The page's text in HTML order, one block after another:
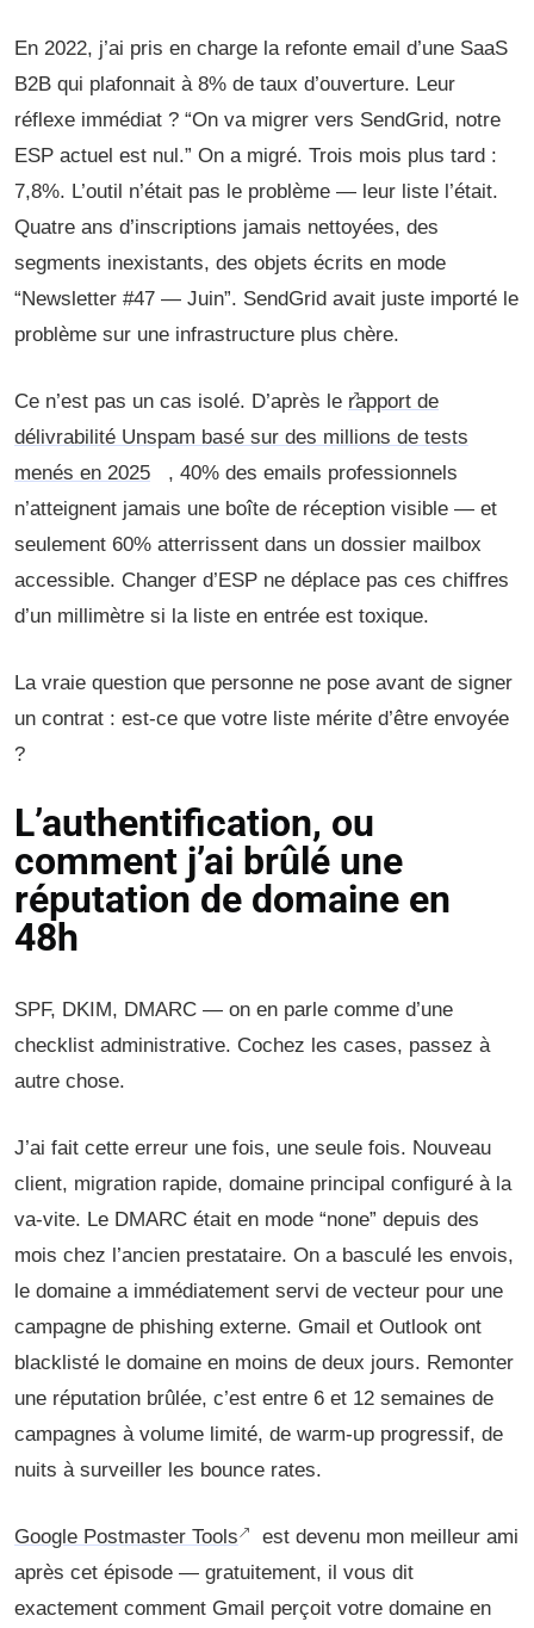
En 2022, j’ai pris en charge la refonte email d’une SaaS
B2B qui plafonnait à 8% de taux d’ouverture. Leur
réflexe immédiat ? “On va migrer vers SendGrid, notre
ESP actuel est nul.” On a migré. Trois mois plus tard :
7,8%. L’outil n’était pas le problème — leur liste l’était.
Quatre ans d’inscriptions jamais nettoyées, des
segments inexistants, des objets écrits en mode
“Newsletter #47 — Juin”. SendGrid avait juste importé le
problème sur une infrastructure plus chère.
Ce n’est pas un cas isolé. D’après le rapport de
délivrabilité Unspam basé sur des millions de tests
menés en 2025
, 40% des emails professionnels
n’atteignent jamais une boîte de réception visible — et
seulement 60% atterrissent dans un dossier mailbox
accessible. Changer d’ESP ne déplace pas ces chiffres
d’un millimètre si la liste en entrée est toxique.
La vraie question que personne ne pose avant de signer
un contrat : est-ce que votre liste mérite d’être envoyée
?
L’authentification, ou
comment j’ai brûlé une
réputation de domaine en
48h
SPF, DKIM, DMARC — on en parle comme d’une
checklist administrative. Cochez les cases, passez à
autre chose.
J’ai fait cette erreur une fois, une seule fois. Nouveau
client, migration rapide, domaine principal configuré à la
va-vite. Le DMARC était en mode “none” depuis des
mois chez l’ancien prestataire. On a basculé les envois,
le domaine a immédiatement servi de vecteur pour une
campagne de phishing externe. Gmail et Outlook ont
blacklisté le domaine en moins de deux jours. Remonter
une réputation brûlée, c’est entre 6 et 12 semaines de
campagnes à volume limité, de warm-up progressif, de
nuits à surveiller les bounce rates.
Google Postmaster Tools
est devenu mon meilleur ami
après cet épisode — gratuitement, il vous dit
exactement comment Gmail perçoit votre domaine en